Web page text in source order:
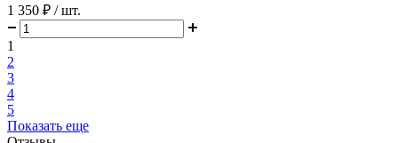
1 350 ₽ / шт.
1
2
3
4
5
Показать еще